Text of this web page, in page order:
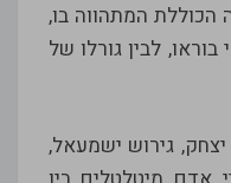
המתהווה בו,
לבין גורלו של
יצחק, גירוש ישמעאל,